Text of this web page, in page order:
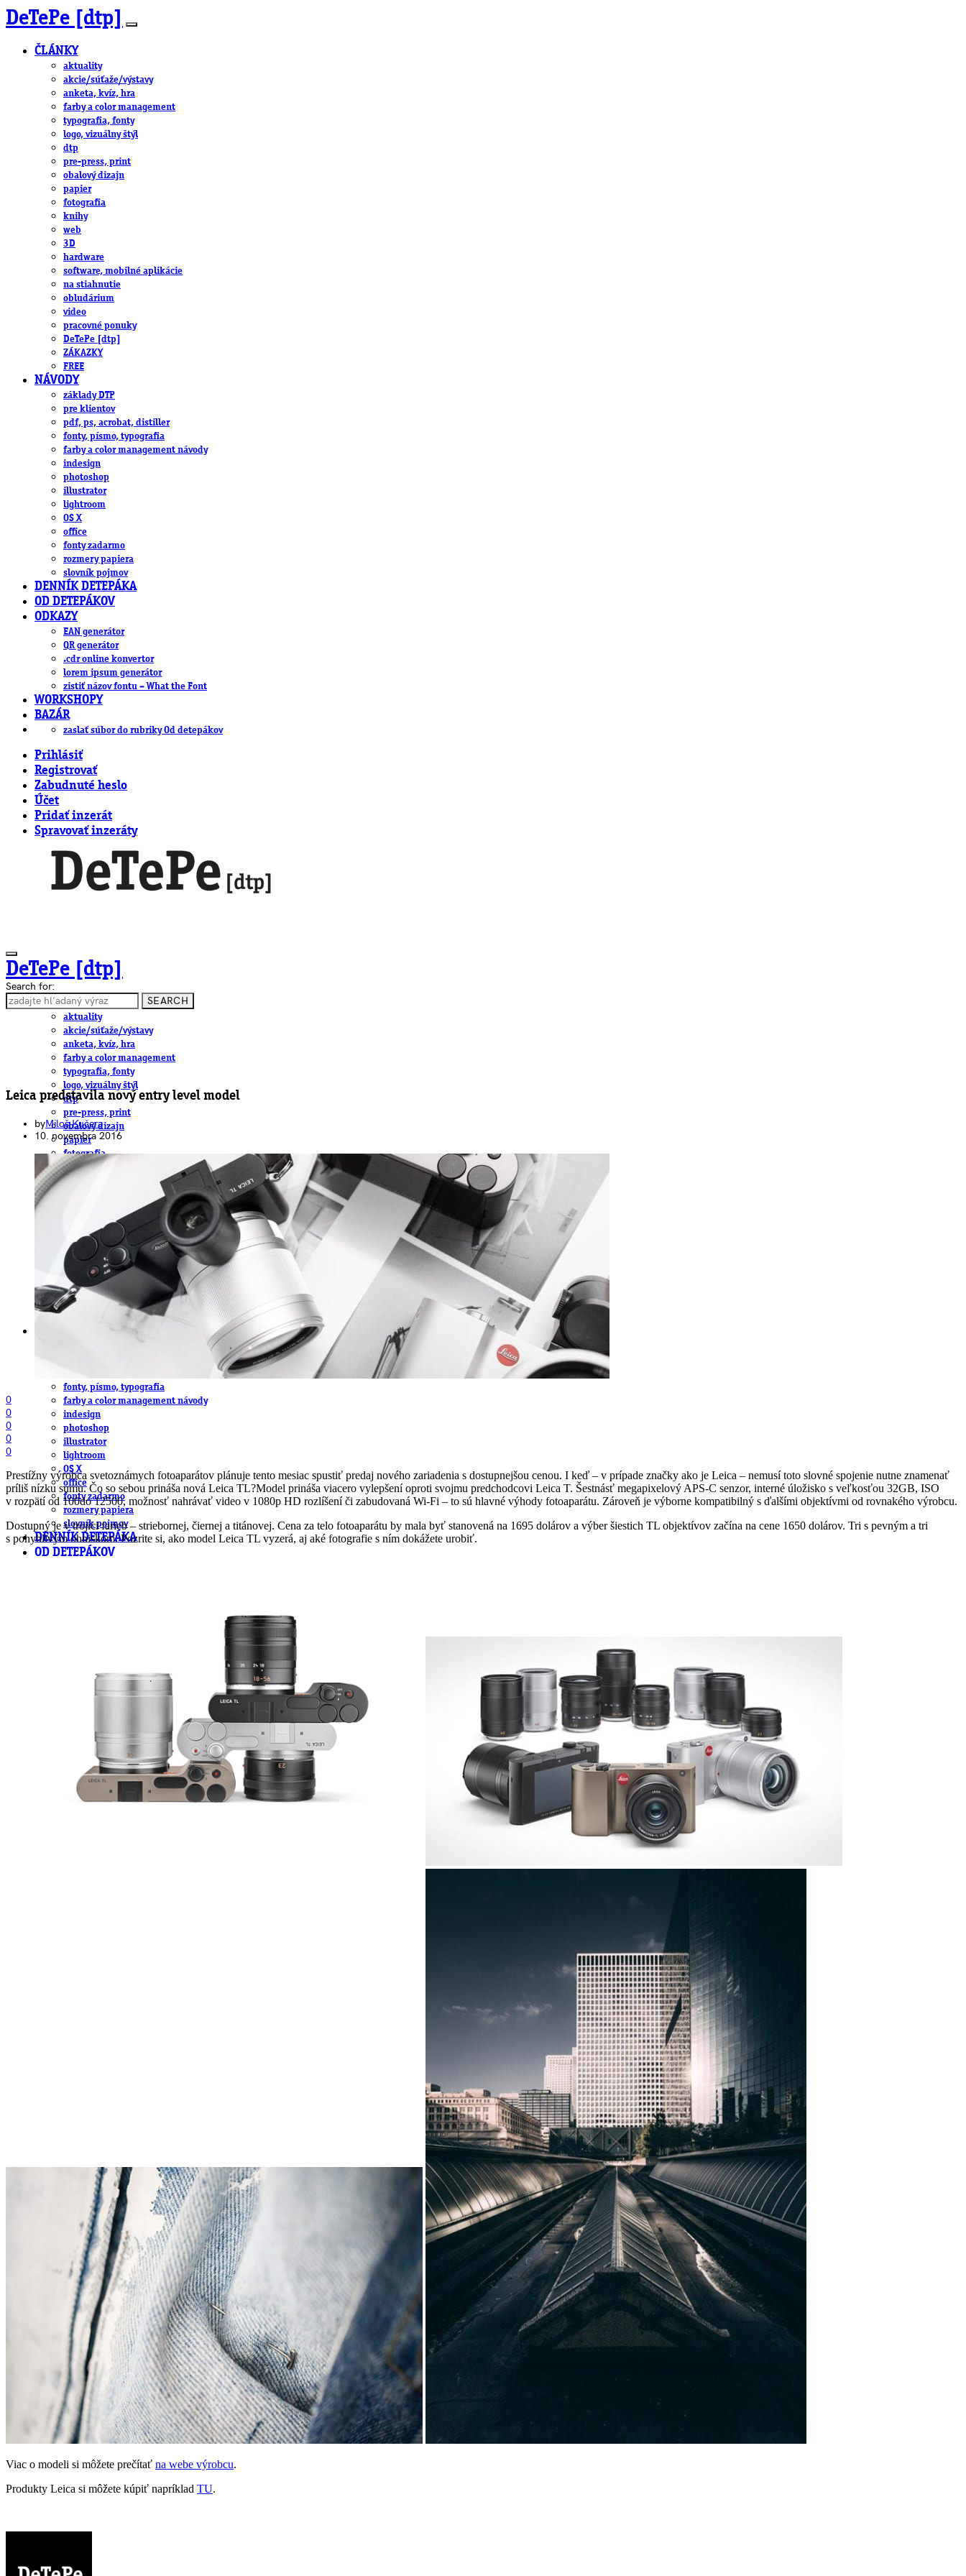
DeTePe [dtp]
ČLÁNKY
aktuality
akcie/súťaže/výstavy
anketa, kvíz, hra
farby a color management
typografia, fonty
logo, vizuálny štýl
dtp
pre-press, print
obalový dizajn
papier
fotografia
knihy
web
3D
hardware
software, mobilné aplikácie
na stiahnutie
obludárium
video
pracovné ponuky
DeTePe [dtp]
ZÁKAZKY
FREE
NÁVODY
základy DTP
pre klientov
pdf, ps, acrobat, distiller
fonty, písmo, typografia
farby a color management návody
indesign
photoshop
illustrator
lightroom
OS X
office
fonty zadarmo
rozmery papiera
slovník pojmov
DENNÍK DETEPÁKA
OD DETEPÁKOV
ODKAZY
EAN generátor
QR generátor
.cdr online konvertor
lorem ipsum generátor
zistiť názov fontu – What the Font
WORKSHOPY
BAZÁR
zaslať súbor do rubriky Od detepákov
Prihlásiť
Registrovať
Zabudnuté heslo
Účet
Pridať inzerát
Spravovať inzeráty
DeTePe [dtp]
ČLÁNKY
aktuality
akcie/súťaže/výstavy
anketa, kvíz, hra
farby a color management
typografia, fonty
logo, vizuálny štýl
dtp
pre-press, print
obalový dizajn
papier
fotografia
knihy
web
software, mobilné aplikácie
na stiahnutie
obludárium
video
pracovné ponuky
DeTePe [dtp]
ZÁKAZKY
fonty, písmo, typografia
farby a color management návody
indesign
photoshop
illustrator
lightroom
OS X
office
fonty zadarmo
rozmery papiera
slovník pojmov
DENNÍK DETEPÁKA
OD DETEPÁKOV
zaslať súbor do rubriky Od detepákov
Search for:
SEARCH
Leica predstavila nový entry level model
byMiloš Kučera
10. novembra 2016
0
0
0
0
0
Prestížny výrobca svetoznámych fotoaparátov plánuje tento mesiac spustiť predaj nového zariadenia s dostupnejšou cenou. I keď – v prípade značky ako je Leica – nemusí toto slovné spojenie nutne znamenať
príliš nízku sumu. Čo so sebou prináša nová Leica TL?Model prináša viacero vylepšení oproti svojmu predchodcovi Leica T. Šestnásť megapixelový APS-C senzor, interné úložisko s veľkosťou 32GB, ISO
v rozpätí od 100do 12500, možnosť nahrávať video v 1080p HD rozlíšení či zabudovaná Wi-Fi – to sú hlavné výhody fotoaparátu. Zároveň je výborne kompatibilný s ďalšími objektívmi od rovnakého výrobcu.
Dostupný je v trojici farieb – striebornej, čiernej a titánovej. Cena za telo fotoaparátu by mala byť stanovená na 1695 dolárov a výber šiestich TL objektívov začína na cene 1650 dolárov. Tri s pevným a tri
s pohyblivým ohniskom. Pozrite si, ako model Leica TL vyzerá, aj aké fotografie s ním dokážete urobiť.
Viac o modeli si môžete prečítať na webe výrobcu.
Produkty Leica si môžete kúpiť napríklad TU.